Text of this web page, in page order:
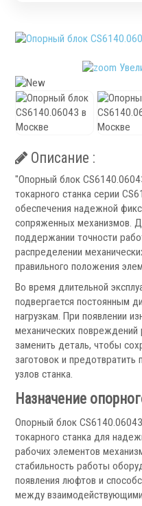
Гидроцилиндры
Кулачки токарные
Аксессуары для токарных
Инструментальная оснастка
Револьверные головки
Запчасти для револьверных
Приводные блоки
Статические блоки
Переходные втулки
Системы УЦИ
Описание :
"Опорный блок
токарного станка серии
обеспечения надежной
сопряженных механизмов.
поддержании точности
распределении
правильного положения
Во время длительной
подвергается постоянным
нагрузкам. При появлении
механических
заменить деталь, чтобы
заготовок и
узлов станка.
Назначение
Опорный блок
токарного станка для
рабочих элементов
стабильность работы
появления люфтов и
между